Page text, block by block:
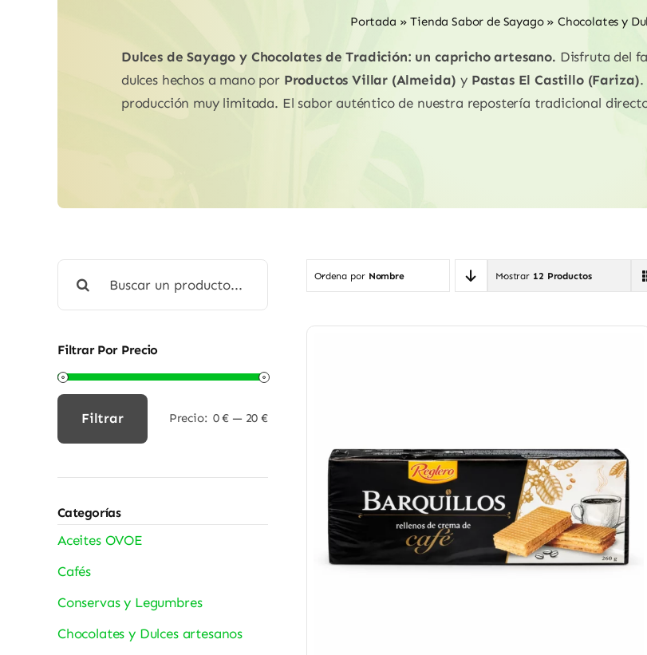
Portada »Tienda Sabor de Sayago» Chocolates y
Dulces de Sayago y Chocolates de Tradición: un capricho artesano. Disfruta del
dulces hechos a mano por Productos Villar (Almeida) y Pastas El Castillo (Fariza).
producción muy limitada. El sabor auténtico de nuestra repostería tradicional
Filtrar Por Precio
Filtrar Precio: 0 € — 20 €
Categorías
Aceites OVOE
Cafés
Conservas y Legumbres
Chocolates y Dulces artesanos
Ordena por Nombre Mostrar 12 Productos